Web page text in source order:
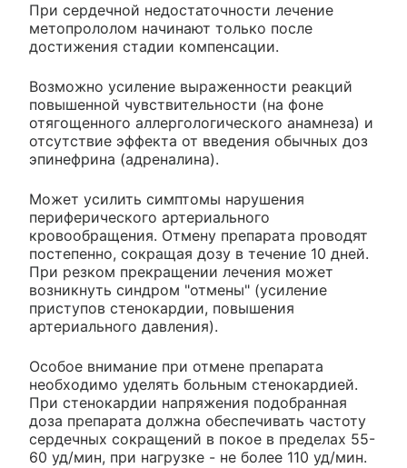
При сердечной недостаточности лечение
метопрололом начинают только после
достижения стадии компенсации.
Возможно усиление выраженности реакций
повышенной чувствительности (на фоне
отягощенного аллергологического анамнеза) и
отсутствие эффекта от введения обычных доз
эпинефрина (адреналина).
Может усилить симптомы нарушения
периферического артериального
кровообращения. Отмену препарата проводят
постепенно, сокращая дозу в течение 10 дней.
При резком прекращении лечения может
возникнуть синдром "отмены" (усиление
приступов стенокардии, повышения
артериального давления).
Особое внимание при отмене препарата
необходимо уделять больным стенокардией.
При стенокардии напряжения подобранная
доза препарата должна обеспечивать частоту
сердечных сокращений в покое в пределах 55-
60 уд/мин, при нагрузке - не более 110 уд/мин.